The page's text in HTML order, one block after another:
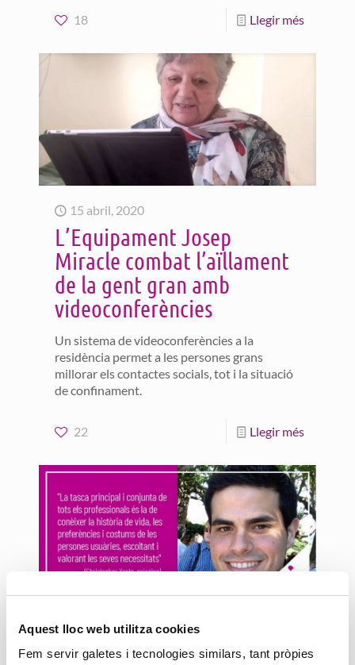
Aquest lloc web utilitza cookies
Fem servir galetes i tecnologies similars, tant pròpies
18 Llegir més
15 abril, 2020
L’Equipament Josep
Miracle combat l’aïllament
de la gent gran amb
videoconferències
Un sistema de videoconferències a la
residència permet a les persones grans
millorar els contactes socials, tot i la situació
de confinament.
22 Llegir més
24 febrer, 2020
Psicologia als centres per a